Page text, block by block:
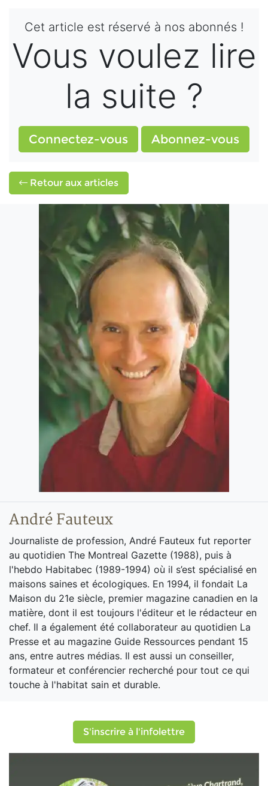
Cet article est réservé à nos abonnés !
Vous voulez lire
la suite ?
Connectez-vous Abonnez-vous
Retour aux articles
André Fauteux
Journaliste de profession, André Fauteux fut reporter
au quotidien The Montreal Gazette (1988), puis à
l'hebdo Habitabec (1989-1994) où il s’est spécialisé en
maisons saines et écologiques. En 1994, il fondait La
Maison du 21e siècle, premier magazine canadien en la
matière, dont il est toujours l'éditeur et le rédacteur en
chef. Il a également été collaborateur au quotidien La
Presse et au magazine Guide Ressources pendant 15
ans, entre autres médias. Il est aussi un conseiller,
formateur et conférencier recherché pour tout ce qui
touche à l'habitat sain et durable.
S'inscrire à l'infolettre